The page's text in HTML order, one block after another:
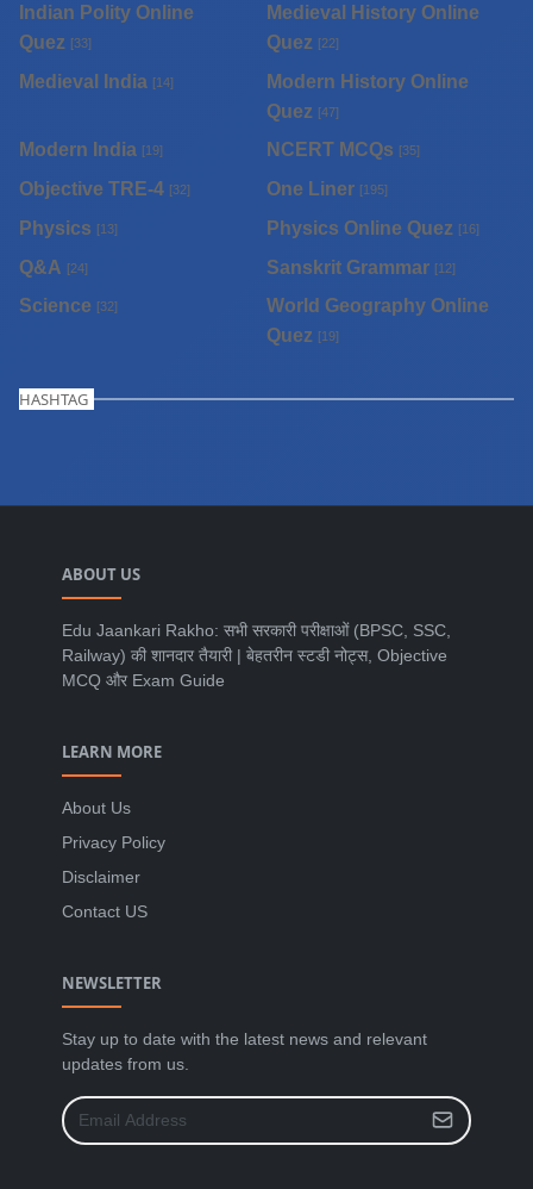
Indian Polity Online
Quez [33]
Medieval History Online
Quez [22]
Medieval India [14]
Modern History Online
Quez [47]
Modern India [19] NCERT MCQs [35]
Objective TRE-4 [32] One Liner [195]
Physics [13] Physics Online Quez [16]
Q&A [24] Sanskrit Grammar [12]
Science [32]
World Geography Online
Quez [19]
HASHTAG
ABOUT US
Edu Jaankari Rakho: सभी सरकारी परीक्षाओं (BPSC, SSC,
Railway) की शानदार तैयारी | बेहतरीन स्टडी नोट्स, Objective
MCQ और Exam Guide
LEARN MORE
About Us
Privacy Policy
Disclaimer
Contact US
NEWSLETTER
Stay up to date with the latest news and relevant
updates from us.